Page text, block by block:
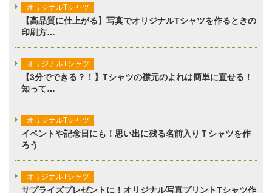
オリジナルTシャツ
【高品質に仕上がる】写真でオリジナルTシャツを作るときの
印刷方…
オリジナルTシャツ
【3分でできる？！】Tシャツの襟元のよれは簡単に直せる！
知って…
オリジナルTシャツ
イベントや記念日にも！思い出に残る名前入りＴシャツを作
ろう
オリジナルTシャツ
サプライズプレゼントに！オリジナル写真プリントTシャツ作